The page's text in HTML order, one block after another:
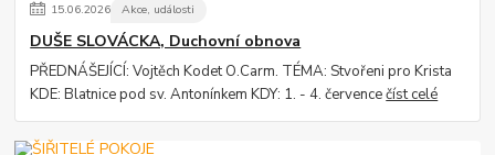
15.06.2026 Akce, události
DUŠE SLOVÁCKA, Duchovní obnova
PŘEDNÁŠEJÍCÍ: Vojtěch Kodet O.Carm. TÉMA: Stvořeni pro Krista
KDE: Blatnice pod sv. Antonínkem KDY: 1. - 4. červencečíst celé